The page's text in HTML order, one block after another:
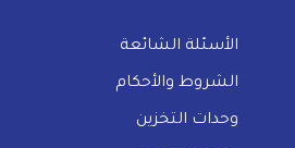
الأسئلة الشائعة
الشروط والأحكام
وحدات التخزين